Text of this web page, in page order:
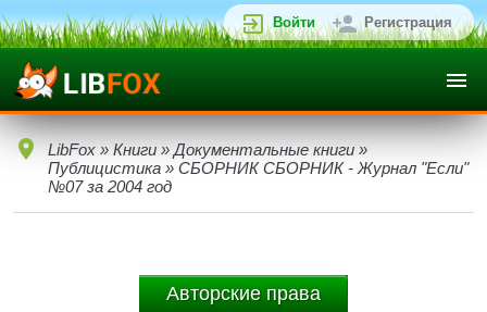
Войти Регистрация
LibFox » Книги » Документальные книги »
Публицистика » СБОРНИК СБОРНИК - Журнал "Если"
№07 за 2004 год
Авторские права